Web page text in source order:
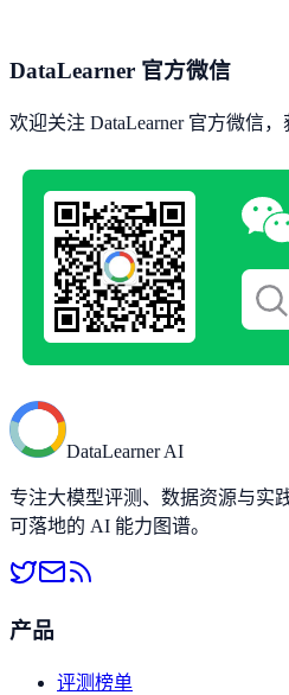
DataLearner 官方微信
欢迎关注 DataLearner 官方微信
DataLearner AI
专注大模型评测、数据资源与实
可落地的 AI 能力图谱。
产品
评测榜单